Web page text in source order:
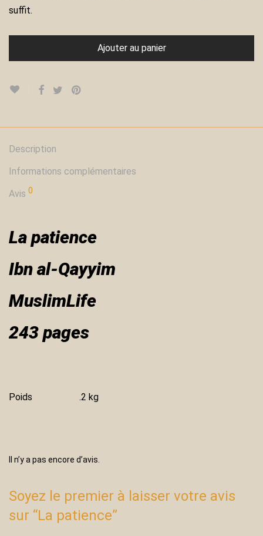
suffit.
Ajouter au panier
Description
Informations complémentaires
Avis 0
La patience
Ibn al-Qayyim
MuslimLife
243 pages
Poids .2 kg
Il n’y a pas encore d’avis.
Soyez le premier à laisser votre avis
sur “La patience”